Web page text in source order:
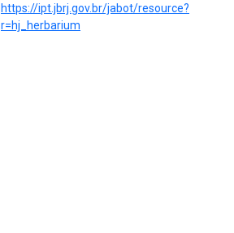
https://ipt.jbrj.gov.br/jabot/resource?
r=hj_herbarium